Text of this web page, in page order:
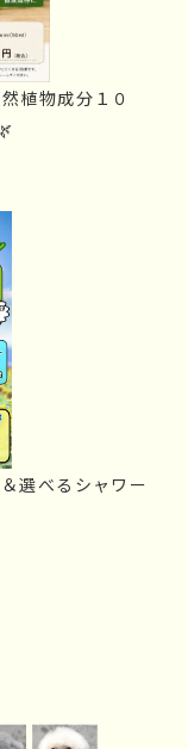
植物成分１０
選べるシャワー